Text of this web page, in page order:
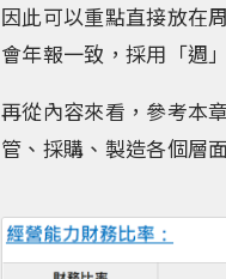
因此可以重點直接放在
會年報一致，採用「週
再從內容來看，參考本
管、採購、製造各個層